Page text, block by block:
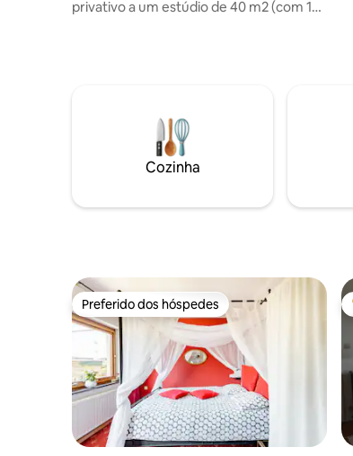
privativo a um estúdio de 40 m2 (com 1
taxa: carregamento elétrico, bicicletas,
prado cercado com caixa + água para no
máximo 2 cavalos. Agradecemos sua
confiança, estamos ansiosos para
Cozinha
Preferido dos hóspedes
Preferido dos hóspedes